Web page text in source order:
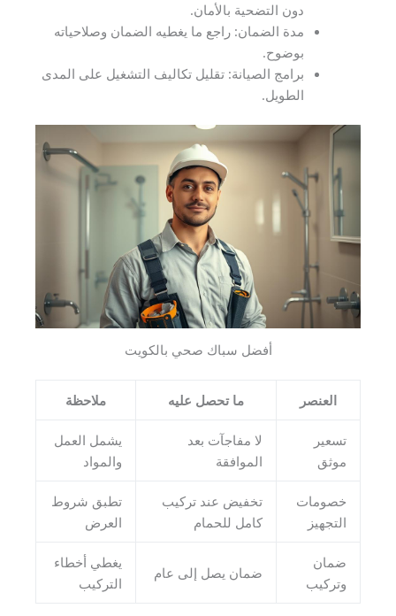
دون التضحية بالأمان.
مدة الضمان: راجع ما يغطيه الضمان وصلاحياته
بوضوح.
برامج الصيانة: تقليل تكاليف التشغيل على المدى
الطويل.
أفضل سباك صحي بالكويت
العنصر ما تحصل عليه ملاحظة
تسعير
موثق
لا مفاجآت بعد
الموافقة
يشمل العمل
والمواد
خصومات
التجهيز
تخفيض عند تركيب
كامل للحمام
تطبق شروط
العرض
ضمان
وتركيب
ضمان يصل إلى عام
يغطي أخطاء
التركيب